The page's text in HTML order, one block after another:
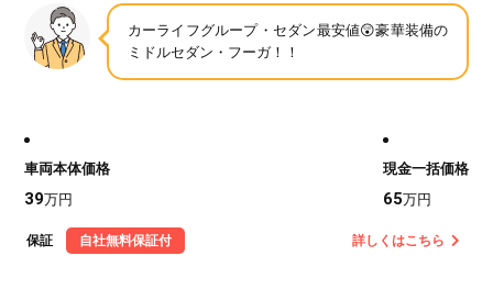
カーライフグループ・セダン最安値😲豪華装備の
ミドルセダン・フーガ！！
車両本体価格
39万円
現金一括価格
65万円
保証 自社無料保証付 詳しくはこちら